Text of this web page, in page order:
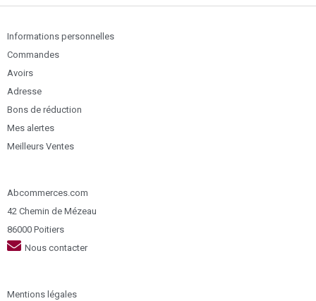
Informations personnelles
Commandes
Avoirs
Adresse
Bons de réduction
Mes alertes
Meilleurs Ventes
Abcommerces.com
42 Chemin de Mézeau
86000 Poitiers
Nous contacter
Mentions légales